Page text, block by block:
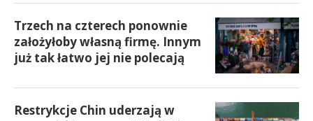
Trzech na czterech ponownie
założyłoby własną firmę. Innym
już tak łatwo jej nie polecają
Restrykcje Chin uderzają w